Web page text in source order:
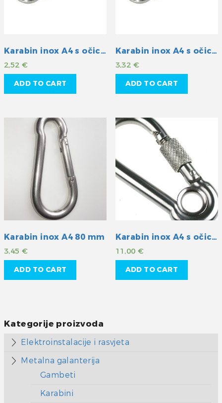
Karabin inox A4 s očicom 50mm
2,52 €
ADD TO CART
Karabin inox A4 s očicom 60mm
3,32 €
ADD TO CART
Karabin inox A4 80 mm
3,45 €
ADD TO CART
Karabin inox A4 s očicom i osiguranjem 100mm
11,00€
ADD TO CART
Kategorije proizvoda
Elektroinstalacije i rasvjeta
Metalna galanterija
Gambeti
Karabini